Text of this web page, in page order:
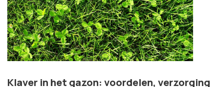
Klaver in het gazon: voordelen, verzorging